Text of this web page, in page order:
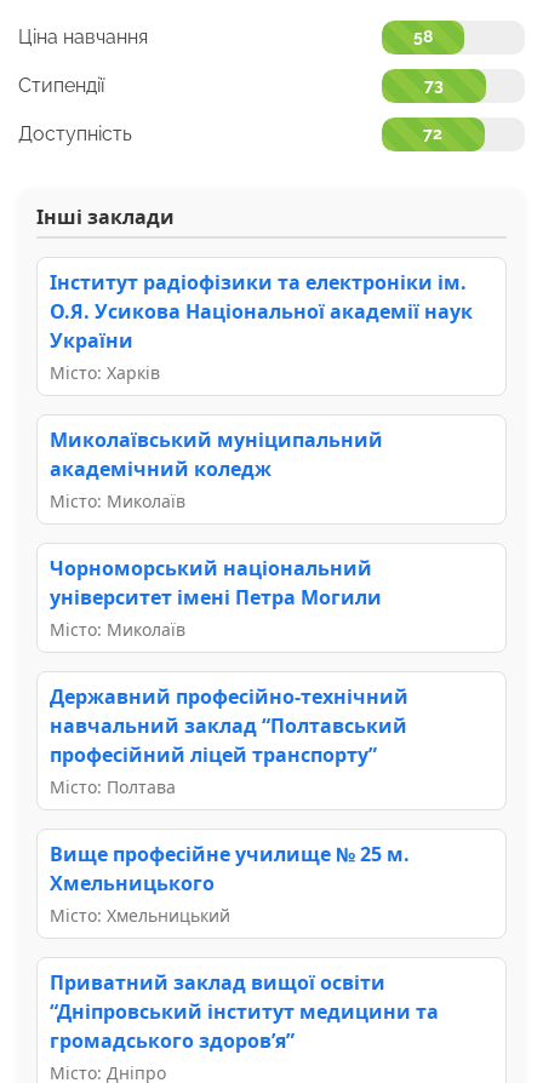
Ціна навчання 58
Стипендії 73
Доступність 72
Інші заклади
Інститут радіофізики та електроніки ім.
О.Я. Усикова Національної академії наук
України
Місто: Харків
Миколаївський муніципальний
академічний коледж
Місто: Миколаїв
Чорноморський національний
університет імені Петра Могили
Місто: Миколаїв
Державний професійно-технічний
навчальний заклад “Полтавський
професійний ліцей транспорту”
Місто: Полтава
Вище професійне училище № 25 м.
Хмельницького
Місто: Хмельницький
Приватний заклад вищої освіти
“Дніпровський інститут медицини та
громадського здоров’я”
Місто: Дніпро